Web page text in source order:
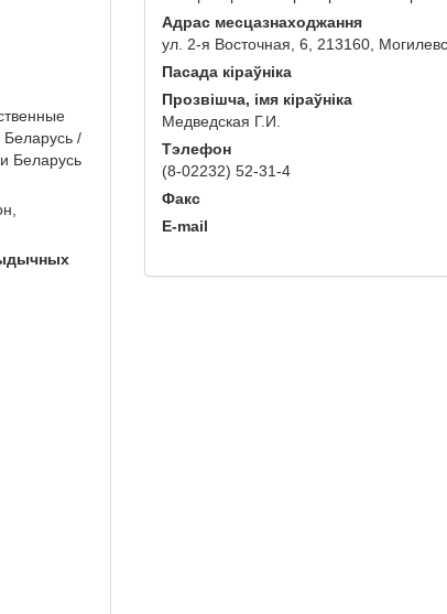
Беларусь /
Беларусь
Адрас месцазнаходжання
ул. 2-я Восточная, 6, 213160,
Пасада кіраўніка
Прозвішча, імя кіраўніка
Медведская Г.И.
Тэлефон
(8-02232) 52-31-4
Факс
E-mail